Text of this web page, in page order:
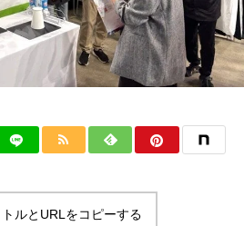
ルとURLをコピーする